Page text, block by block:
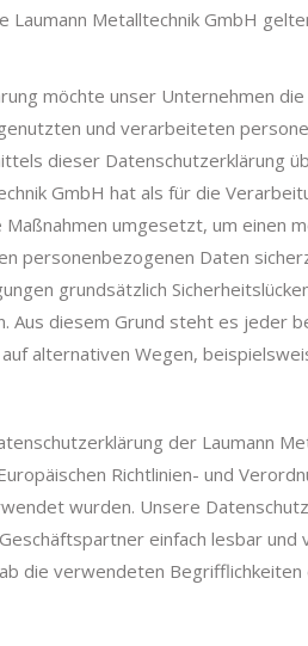
Laumann Metalltechnik GmbH
möchte unser Unternehmen
und verarbeiteten
dieser Datenschutzerklärung
GmbH hat als für die
umgesetzt, um einen
personenbezogenen Daten
grundsätzlich
Aus diesem Grund steht es jeder
alternativen Wegen,
der Laumann
Richtlinien- und
wurden. Unsere
einfach lesbar und
die verwendeten Begrifflichkeiten